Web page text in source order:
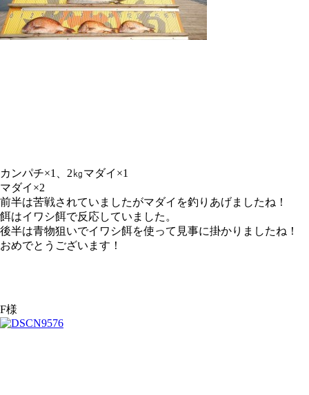
カンパチ×1、2㎏マダイ×1
マダイ×2
前半は苦戦されていましたがマダイを釣りあげましたね！
餌はイワシ餌で反応していました。
後半は青物狙いでイワシ餌を使って見事に掛かりましたね！
おめでとうございます！
F様